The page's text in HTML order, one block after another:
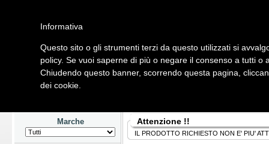
Home Listino Marchi Dati Cliente Servizi Company
Hardware Software Fotografia Telefonia Audio Video
Marche Attenzione !!
IL PRODOTTO RICHIESTO NON E' PIU'
Informativa
Questo sito o gli strumenti terzi da questo utilizzati si
policy. Se vuoi saperne di più o negare il consenso a tutti o
Chiudendo questo banner, scorrendo questa pagina,
dei cookie.